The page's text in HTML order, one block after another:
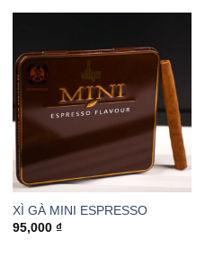
XÌ GÀ MINI ESPRESSO
95,000 ₫